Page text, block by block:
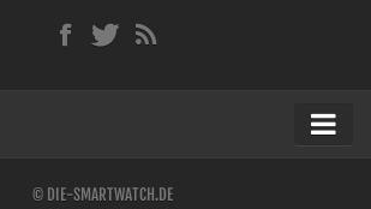
© DIE-SMARTWATCH.DE